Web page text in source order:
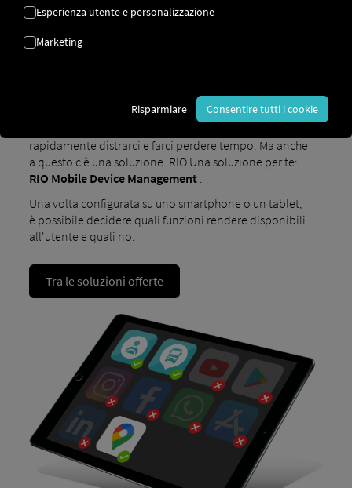
RIO Gestione dei dispositivi
I dispositivi mobili moderni sono incredibilmente
versatili. Tuttavia, per lavoro, di solito bastano poche
rapidamente distrarci e farci perdere tempo. Ma anche
a questo c'è una soluzione. RIO Una soluzione per te:
RIO Mobile Device Management.
Una volta configurata su uno smartphone o un tablet,
è possibile decidere quali funzioni rendere disponibili
all'utente e quali no.
Tra le soluzioni offerte
Esperienza utente e personalizzazione
Marketing
Risparmiare Consentire tutti i cookie